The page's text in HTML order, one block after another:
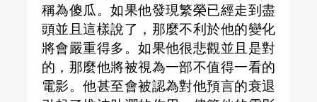
稱為傻瓜。如果他發現繁榮已經走到盡
頭並且這樣說了，那麼不利於他的變化
將會嚴重得多。如果他很悲觀並且是對
的，那麼他將被視為一部不值得一看的
電影。他甚至會被認為對他預言的衰退